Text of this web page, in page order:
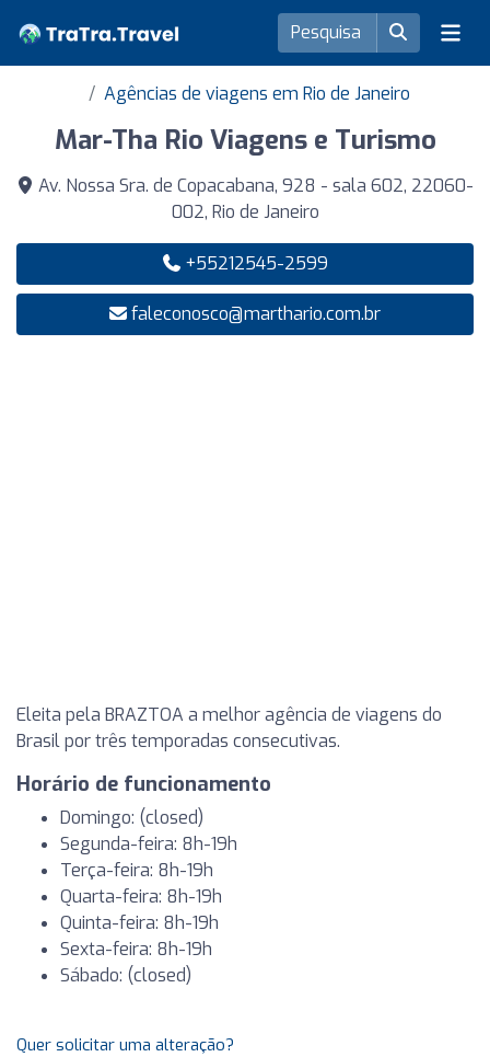
Agências de viagens em Rio de Janeiro
Mar-Tha Rio Viagens e Turismo
Av. Nossa Sra. de Copacabana, 928 - sala 602, 22060-
002, Rio de Janeiro
+55212545-2599
faleconosco@marthario.com.br
Eleita pela BRAZTOA a melhor agência de viagens do
Brasil por três temporadas consecutivas.
Horário de funcionamento
Domingo: (closed)
Segunda-feira: 8h-19h
Terça-feira: 8h-19h
Quarta-feira: 8h-19h
Quinta-feira: 8h-19h
Sexta-feira: 8h-19h
Sábado: (closed)
Quer solicitar uma alteração?